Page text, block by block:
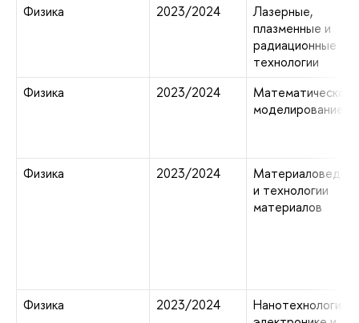
Физика 2023/2024
Лазерные,
плазменные и
радиационные
технологии
Физика
2023/2024
Математическое
моделирование
Физика 2023/2024
и технологии
материалов
Физика 2023/2024
Нанотехнологии в